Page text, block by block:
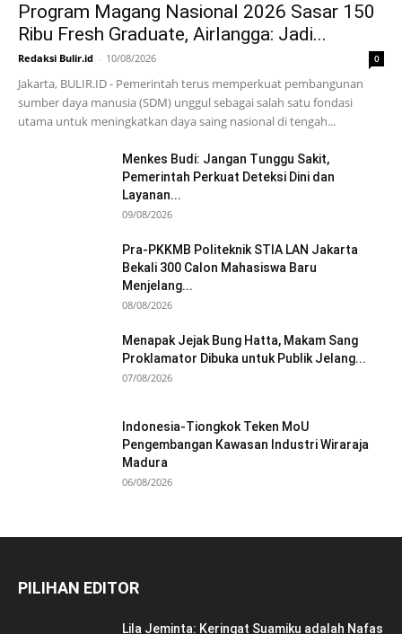
Program Magang Nasional 2026 Sasar 150
Ribu Fresh Graduate, Airlangga: Jadi...
Redaksi Bulir.id - 10/08/2026 0
Jakarta, BULIR.ID - Pemerintah terus memperkuat pembangunan
sumber daya manusia (SDM) unggul sebagai salah satu fondasi
utama untuk meningkatkan daya saing nasional di tengah...
Menkes Budi: Jangan Tunggu Sakit,
Pemerintah Perkuat Deteksi Dini dan
Layanan...
09/08/2026
Pra-PKKMB Politeknik STIA LAN Jakarta
Bekali 300 Calon Mahasiswa Baru
Menjelang...
08/08/2026
Menapak Jejak Bung Hatta, Makam Sang
Proklamator Dibuka untuk Publik Jelang...
07/08/2026
Indonesia-Tiongkok Teken MoU
Pengembangan Kawasan Industri Wiraraja
Madura
06/08/2026
PILIHAN EDITOR
Lila Jeminta: Keringat Suamiku adalah Nafas